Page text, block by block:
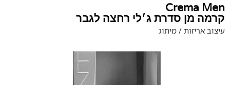
Crema Men
קרמה מן סדרת ג׳לי רחצה לגבר
עיצוב אריזות / מיתוג